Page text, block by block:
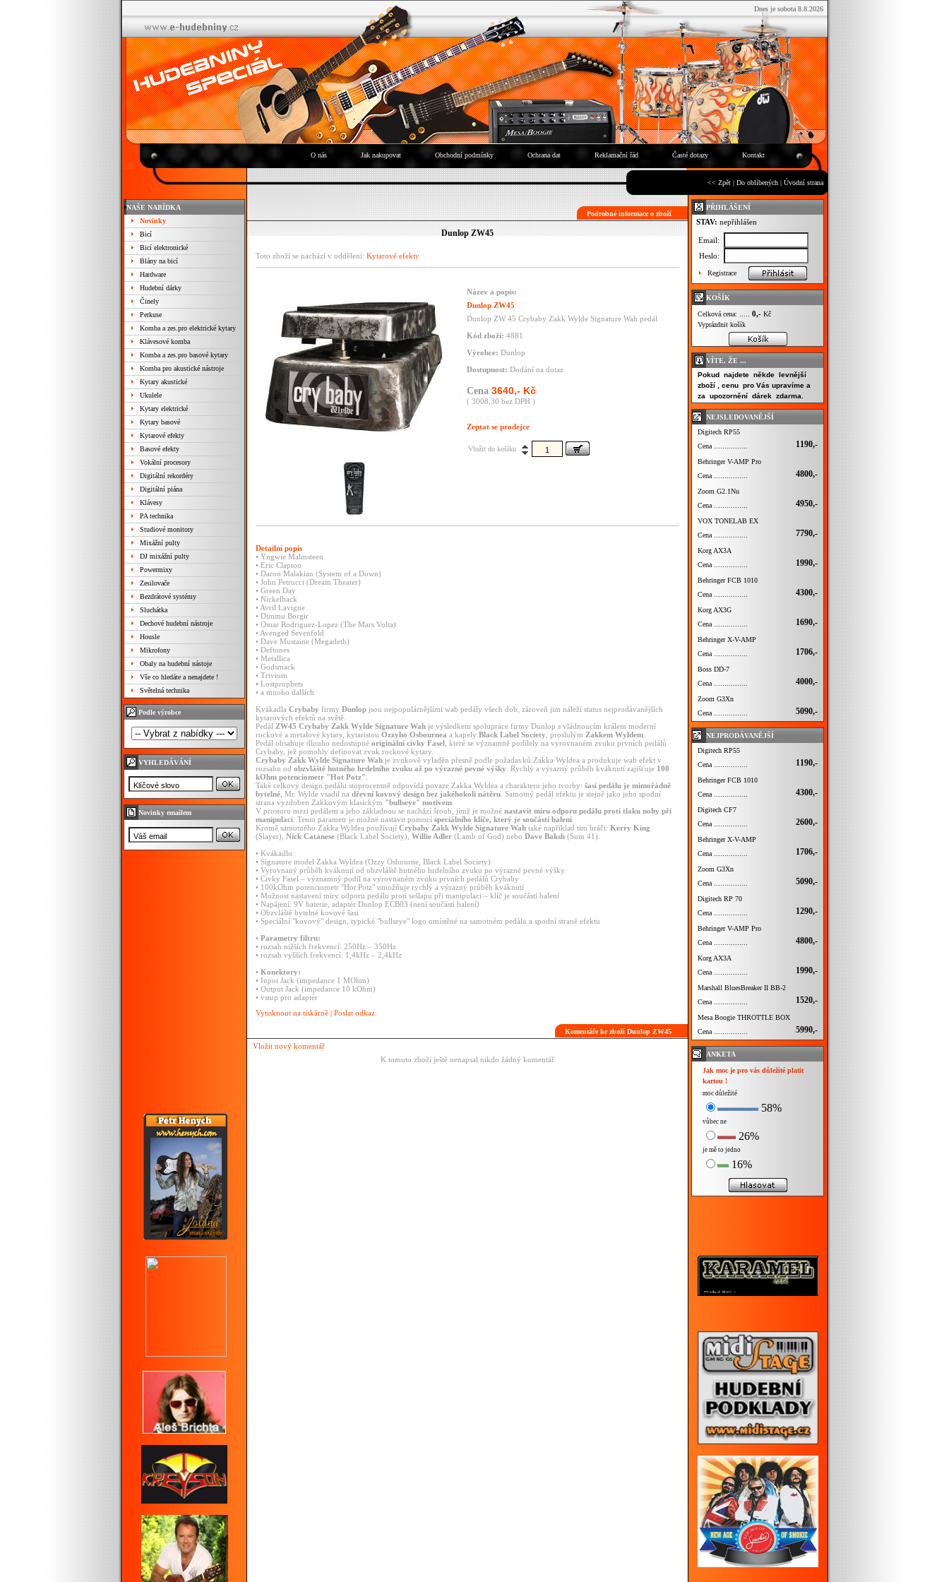
Dnes je sobota 8.8.2026
O nás Jak nakupovat Obchodní podmínky Ochrana dat Reklamační řád Časté dotazy Kontakt
<< Zpět | Do oblíbených | Úvodní strana
NAŠE NABÍDKA
Novinky
Bicí
Bicí elektronické
Blány na bicí
Hardware
Hudební dárky
Činely
Perkuse
Komba a zes.pro elektrické kytary
Klávesové komba
Komba a zes.pro basové kytary
Komba pro akustické nástroje
Kytary akustické
Ukulele
Kytary elektrické
Kytary basové
Kytarové efekty
Basové efekty
Vokální procesory
Digitální rekordéry
Digitální piána
Klávesy
PA technika
Studiové monitory
Mixážní pulty
DJ mixážní pulty
Powermixy
Zesilovače
Bezdrátové systémy
Sluchátka
Dechové hudební nástroje
Housle
Mikrofony
Obaly na hudební nástoje
Vše co hledáte a nenajdete !
Světelná technika
Podle výrobce
VYHLEDÁVÁNÍ
Novinky emailem
Podrobné informace o zboží
Dunlop ZW45
Toto zboží se nachází v oddělení: Kytarové efekty
Název a popis:
Dunlop ZW45
Dunlop ZW 45 Crybaby Zakk Wylde Signature Wah pedál
Kód zboží: 4881
Výrobce: Dunlop
Dostupnost: Dodání na dotaz
Cena 3640,- Kč
( 3008,30 bez DPH )
Zeptat se prodejce
Vložit do košíku
Detailní popis
• Yngwie Malmsteen
• Eric Clapton
• Daron Malakian (System of a Down)
• John Petrucci (Dream Theater)
• Green Day
• Nickelback
• Avril Lavigne
• Dimmu Borgir
• Omar Rodriguez-Lopez (The Mars Volta)
• Avenged Sevenfold
• Dave Mustaine (Megadeth)
• Deftones
• Metallica
• Godsmack
• Trivium
• Lostprophets
• a mnoho dalších
Kvákadla Crybaby firmy Dunlop jsou nejpopulárnějšími wah pedály všech dob, zároveň jim náleží status nejprodávanějších
kytarových efektů na světě.
Pedál ZW45 Crybaby Zakk Wylde Signature Wah je výsledkem spolupráce firmy Dunlop s vládnoucím králem moderní
rockové a metalové kytary, kytaristou Ozzyho Osbournea a kapely Black Label Society , proslulým Zakkem Wyldem
Pedál obsahuje dlouho nedostupné originální cívky Fasel , které se významně podílely na vyrovnaném zvuku prvních pedálů
Crybaby, jež pomohly definovat zvuk rockové kytary.
Crybaby Zakk Wylde Signature Wah je zvukově vyladěn přesně podle požadavků Zakka Wyldea a produkuje wah efekt v
rozsahu od obzvláště hutného hrdelního zvuku až po výrazné pevné výšky . Rychlý a výrazný průběh kváknutí zajišťuje 100
kOhm potenciometr "Hot Potz"
Také celkový design pedálu stoprocentně odpovídá povaze Zakka Wyldea a charakteru jeho tvorby: šasi pedálu je mimořádně
bytelné , Mr. Wylde vsadil na dřevní kovový design bez jakéhokoli nátěru . Samotný pedál efektu je stejně jako jeho spodní
strana vyzdoben Zakkovým klasickým "bullseye" motivem
V prostoru mezi pedálem a jeho základnou se nachází šroub, jímž je možné nastavit míru odporu pedálu proti tlaku nohy při
manipulaci . Tento parametr je možné nastavit pomocí speciálního klíče, který je součástí balení
Kromě samotného Zakka Wyldea používají Crybaby Zakk Wylde Signature Wah také například tito hráči: Kerry King
(Slayer), Nick Catanese (Black Label Society), Willie Adler (Lamb of God) nebo Dave Baksh (Sum 41).
• Kvákadlo
• Signature model Zakka Wyldea (Ozzy Osbourne, Black Label Society)
• Vyrovnaný průběh kváknutí od obzvláště hutného hrdelního zvuku po výrazné pevné výšky
• Civky Fasel – významný podíl na vyrovnaném zvuku prvních pedálů Crybaby
• 100kOhm potenciometr "Hot Potz" umožňuje rychlý a výrazný průběh kváknutí
• Možnost nastavení míry odporu pedálu proti sešlapu při manipulaci – klíč je součástí balení
• Napájení: 9V baterie, adaptér Dunlop ECB03 (není součástí balení)
• Obzvláště bytelné kovové šasi
• Speciální "kovový" design, typické "bullseye" logo umístěné na samotném pedálu a spodní straně efektu
• Parametry filtru:
• rozsah nižších frekvencí: 250Hz – 350Hz
• rozsah vyšších frekvencí: 1,4kHz – 2,4kHz
• Konektory:
• Input Jack (impedance 1 MOhm)
• Output Jack (impedance 10 kOhm)
• vstup pro adaptér
Vytisknout na tiskárně | Poslat odkaz
Komentáře ke zboží Dunlop ZW45
Vložit nový komentář
K tomuto zboží ještě nenapsal nikdo žádný komentář
PŘIHLÁŠENÍ
STAV: nepřihlášen
Email:
Heslo:
Registrace
KOŠÍK
Celková cena: ..... 0,- Kč
Vyprázdnit košík
VÍTE, ŽE ...
Pokud najdete někde levnější
zboží , cenu pro Vás upravíme a
za upozornění dárek zdarma.
NEJSLEDOVANĚJŠÍ
Digitech RP55
Cena ................
1190,-
Behringer V-AMP Pro
Cena ................
4800,-
Zoom G2.1Nu
Cena ................
4950,-
VOX TONELAB EX
Cena ................
7790,-
Korg AX3A
Cena ................
1990,-
Behringer FCB 1010
Cena ................
4300,-
Korg AX3G
Cena ................
1690,-
Behringer X-V-AMP
Cena ................
1706,-
Boss DD-7
Cena ................
4000,-
Zoom G3Xn
Cena ................
5090,-
NEJPRODÁVANĚJŠÍ
Digitech RP55
Cena ................
1190,-
Behringer FCB 1010
Cena ................
4300,-
Digitech CF7
Cena ................
2600,-
Behringer X-V-AMP
Cena ................
1706,-
Zoom G3Xn
Cena ................
5090,-
Digitech RP 70
Cena ................
1290,-
Behringer V-AMP Pro
Cena ................
4800,-
Korg AX3A
Cena ................
1990,-
Marshall BluesBreaker II BB-2
Cena ................
1520,-
Mesa Boogie THROTTLE BOX
Cena ................
5990,-
ANKETA
Jak moc je pro vás důležité platit
kartou !
moc důležité
58%
vůbec ne
26%
je mě to jedno
16%